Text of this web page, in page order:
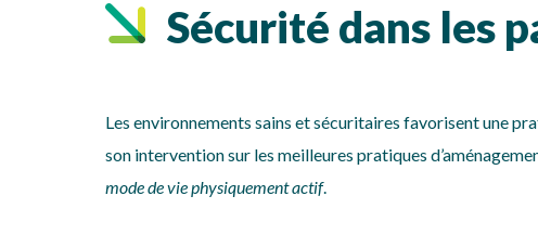
Sécurité dans les
Les environnements sains et sécuritaires favorisent une
son intervention sur les meilleures pratiques
mode de vie physiquement actif.